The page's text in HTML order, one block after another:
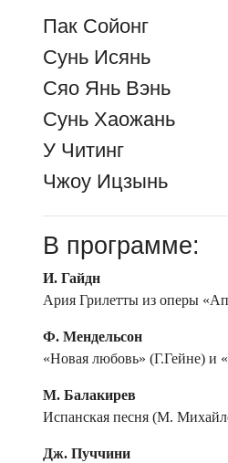
Пак Сойонг
Сунь Исянь
Сяо Янь Вэнь
Сунь Хаожань
У Читинг
Чжоу Ицзынь
В программе:
И. Гайдн
Ария Грилетты из оперы
Ф. Мендельсон
«Новая любовь» (Г.Гейне) и
М. Балакирев
Испанская песня (М.
Дж. Пуччини